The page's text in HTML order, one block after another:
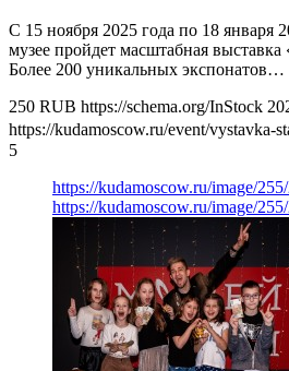
С 15 ноября 2025 года по 18 января
музее пройдет масштабная
Более 200 уникальных экспонатов…
250 RUB https://schema.org/InStock
https://kudamoscow.ru/event/vystavka-
5
https://kudamoscow.ru/image/
https://kudamoscow.ru/image/